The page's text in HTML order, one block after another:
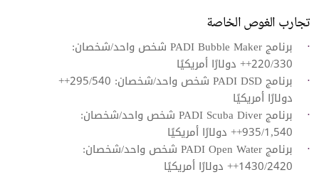
تجارب الغوص الخاصة
برنامج PADI Bubble Maker شخص واحد/شخصان:
220/330++ دولارًا أمريكيًا
برنامج PADI DSD شخص واحد/شخصان: 295/540++
دولارًا أمريكيًا
برنامج PADI Scuba Diver شخص واحد/شخصان:‬
935/1,540++ دولارًا أمريكيًا
برنامج PADI Open Water شخص واحد/شخصان:
1430/2420++ دولارًا أمريكيًا